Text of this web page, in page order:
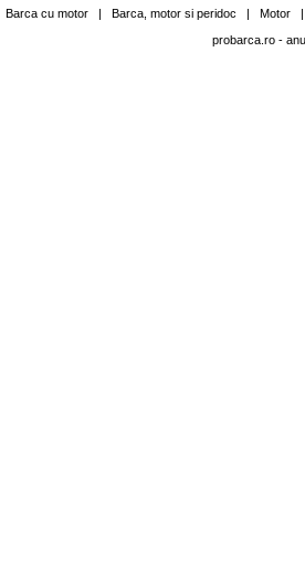
Barca cu motor| Barca, motor si peridoc | Motor
probarca.ro-